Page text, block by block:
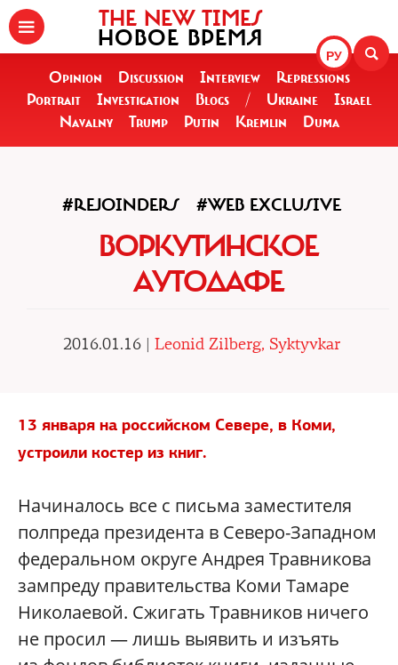
РУ
THE NEW TIMES
НОВОЕ ВРЕМЯ
Opinion Discussion Interview
Repressions
Portrait
Investigation Blogs / Ukraine
Israel
Navalny
Trump Putin Kremlin Duma
#REJOINDERS #WEB EXCLUSIVE
ВОРКУТИНСКОЕ
АУТОДАФЕ
2016.01.16 | Leonid Zilberg, Syktyvkar
13 января на российском Севере, в Коми,
устроили костер из книг.
Начиналось все с письма заместителя
полпреда президента в Северо-Западном
федеральном округе Андрея Травникова
зампреду правительства Коми Тамаре
Николаевой. Сжигать Травников ничего
не просил — лишь выявить и изъять